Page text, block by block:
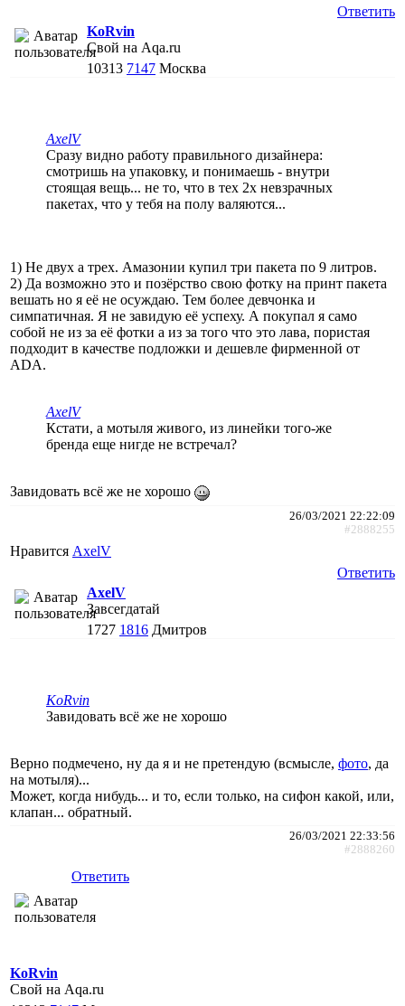
Ответить
KoRvin
Свой на Aqa.ru
10313 7147 Москва
AxelV
Сразу видно работу правильного дизайнера:
смотришь на упаковку, и понимаешь - внутри
стоящая вещь... не то, что в тех 2х невзрачных
пакетах, что у тебя на полу валяются...
1) Не двух а трех. Амазонии купил три пакета по 9 литров.
2) Да возможно это и позёрство свою фотку на принт пакета
вешать но я её не осуждаю. Тем более девчонка и
симпатичная. Я не завидую её успеху. А покупал я само
собой не из за её фотки а из за того что это лава, пористая
подходит в качестве подложки и дешевле фирменной от
ADA.
AxelV
Кстати, а мотыля живого, из линейки того-же
бренда еще нигде не встречал?
Завидовать всё же не хорошо
26/03/2021 22:22:09
#2888255
Нравится AxelV
Ответить
AxelV
Завсегдатай
1727 1816 Дмитров
KoRvin
Завидовать всё же не хорошо
Верно подмечено, ну да я и не претендую (всмысле, фото, да
на мотыля)...
Может, когда нибудь... и то, если только, на сифон какой, или,
клапан... обратный.
26/03/2021 22:33:56
#2888260
Ответить
KoRvin
Свой на Aqa.ru